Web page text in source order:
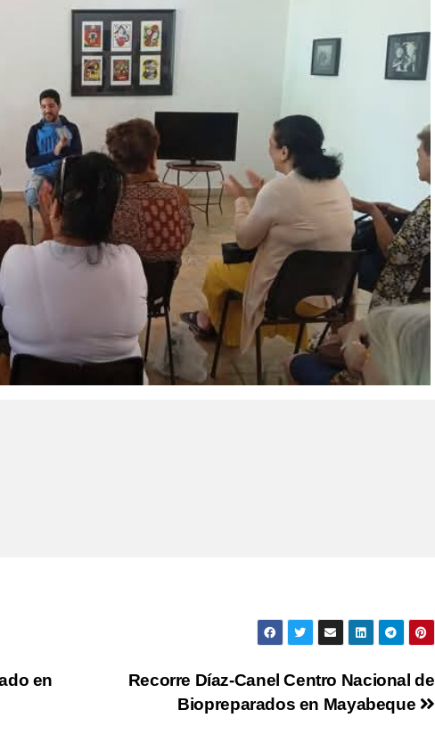
Recorre Díaz-Canel Centro Nacional de
Biopreparados en Mayabeque
en